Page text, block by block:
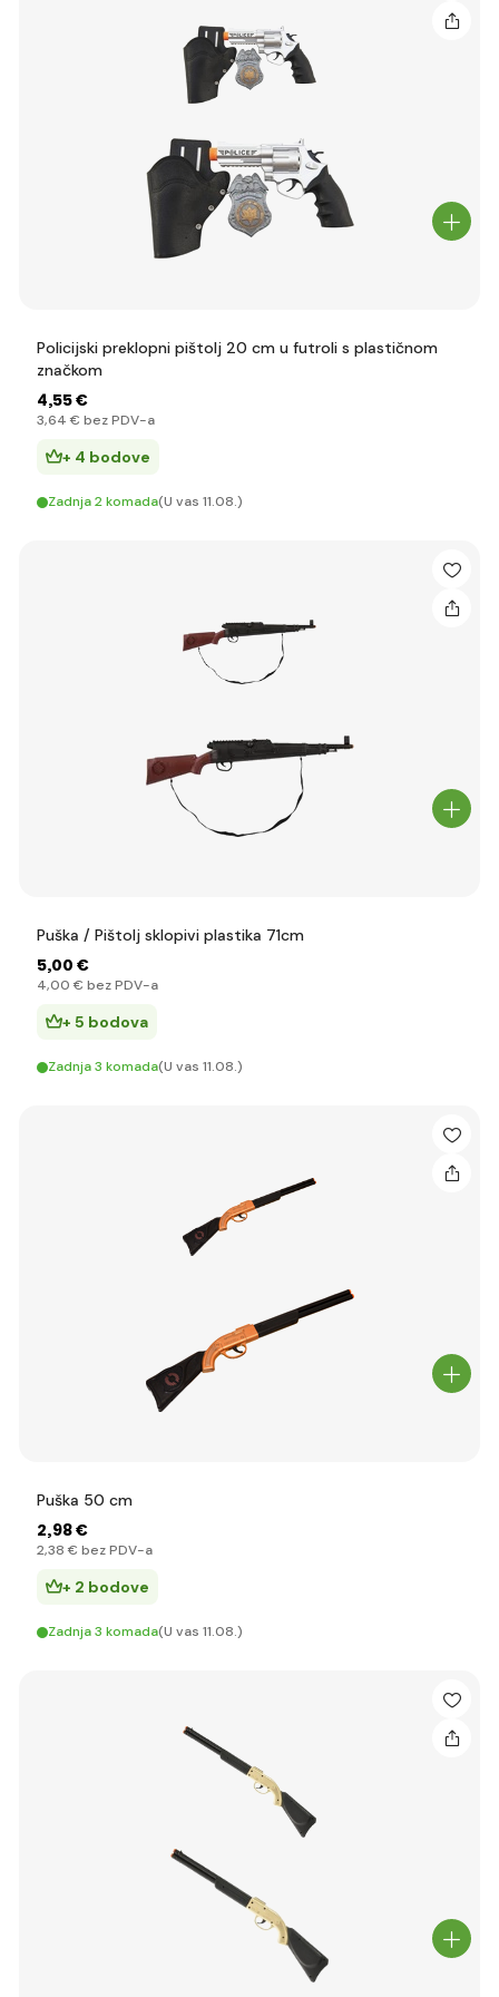
Policijski preklopni pištolj 20 cm u futroli s plastičnom
značkom
4,55 €
3,64 € bez PDV-a
+ 4 bodove
Zadnja 2 komada(U vas 11.08.)
Puška / Pištolj sklopivi plastika 71cm
5,00 €
4,00 € bez PDV-a
+ 5 bodova
Zadnja 3 komada(U vas 11.08.)
Puška 50 cm
2,98 €
2,38 € bez PDV-a
+ 2 bodove
Zadnja 3 komada(U vas 11.08.)